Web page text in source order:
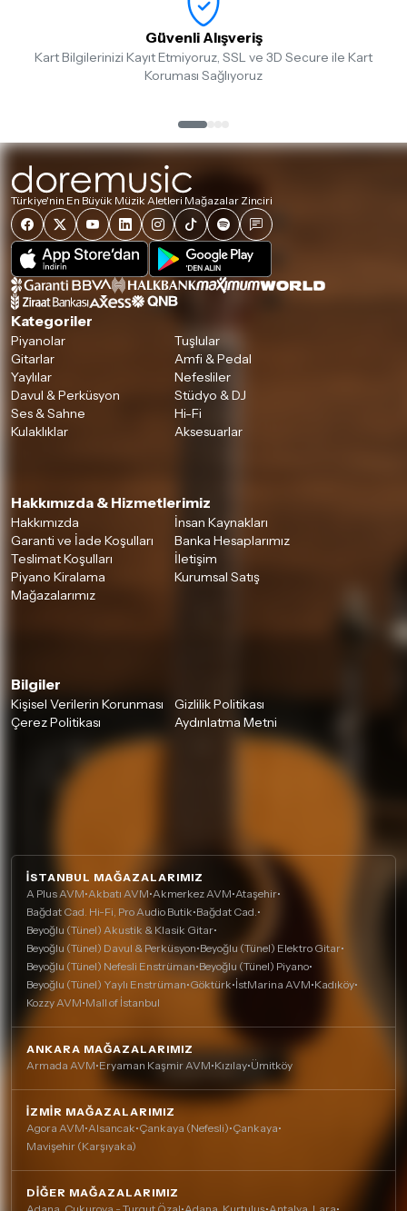
Güvenli Alışveriş
Kart Bilgilerinizi Kayıt Etmiyoruz, SSL ve 3D Secure ile Kart
Koruması Sağlıyoruz
Türkiye'nin En Büyük Müzik Aletleri Mağazalar Zinciri
Kategoriler
Piyanolar
Tuşlular
Gitarlar
Amfi & Pedal
Yaylılar
Nefesliler
Davul & Perküsyon
Stüdyo & DJ
Ses & Sahne
Hi-Fi
Kulaklıklar
Aksesuarlar
Hakkımızda & Hizmetlerimiz
Hakkımızda
İnsan Kaynakları
Garanti ve İade Koşulları
Banka Hesaplarımız
Teslimat Koşulları
İletişim
Piyano Kiralama
Kurumsal Satış
Mağazalarımız
Bilgiler
Kişisel Verilerin Korunması
Gizlilik Politikası
Çerez Politikası
Aydınlatma Metni
İSTANBUL MAĞAZALARIMIZ
A Plus AVM•Akbatı AVM•Akmerkez AVM•Ataşehir•
Bağdat Cad. Hi-Fi, Pro Audio Butik•Bağdat Cad.•
Beyoğlu (Tünel) Akustik & Klasik Gitar•
Beyoğlu (Tünel) Davul & Perküsyon•Beyoğlu (Tünel) Elektro Gitar•
Beyoğlu (Tünel) Nefesli Enstrüman•Beyoğlu (Tünel) Piyano•
Beyoğlu (Tünel) Yaylı Enstrüman•Göktürk•İstMarina AVM•Kadıköy•
Kozzy AVM•Mall of İstanbul
ANKARA MAĞAZALARIMIZ
Armada AVM•Eryaman Kaşmir AVM•Kızılay•Ümitköy
İZMIR MAĞAZALARIMIZ
Agora AVM•Alsancak•Çankaya (Nefesli)•Çankaya•
Mavişehir (Karşıyaka)
DIĞER MAĞAZALARIMIZ